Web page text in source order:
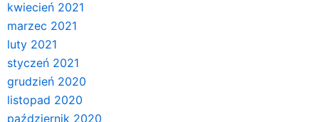
kwiecień 2021
marzec 2021
luty 2021
styczeń 2021
grudzień 2020
listopad 2020
październik 2020